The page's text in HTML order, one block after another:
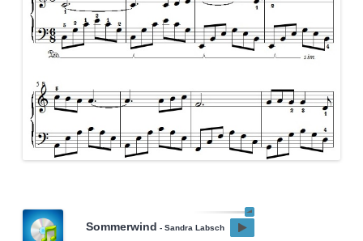
Sommerwind - Sandra Labsch